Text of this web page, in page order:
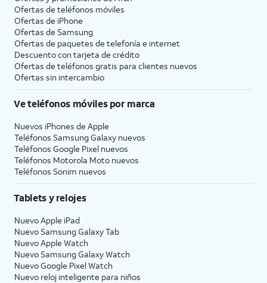
Ofertas de teléfonos móviles
Ofertas de iPhone
Ofertas de Samsung
Ofertas de paquetes de telefonía e internet
Descuento con tarjeta de crédito
Ofertas de teléfonos gratis para clientes nuevos
Ofertas sin intercambio
Ve teléfonos móviles por marca
Nuevos iPhones de Apple
Teléfonos Samsung Galaxy nuevos
Teléfonos Google Pixel nuevos
Teléfonos Motorola Moto nuevos
Teléfonos Sonim nuevos
Tablets y relojes
Nuevo Apple iPad
Nuevo Samsung Galaxy Tab
Nuevo Apple Watch
Nuevo Samsung Galaxy Watch
Nuevo Google Pixel Watch
Nuevo reloj inteligente para niños